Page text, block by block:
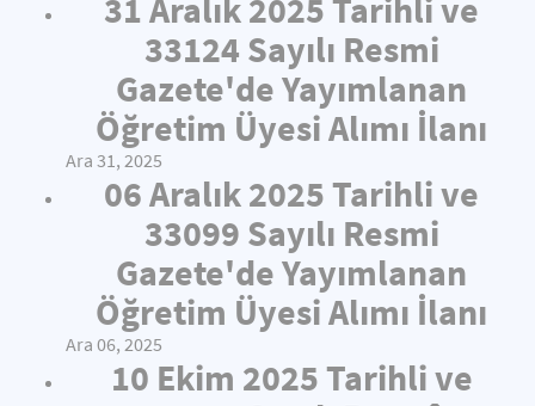
31 Aralık 2025 Tarihli ve
33124 Sayılı Resmi
Gazete'de Yayımlanan
Öğretim Üyesi Alımı İlanı
Ara 31, 2025
06 Aralık 2025 Tarihli ve
33099 Sayılı Resmi
Gazete'de Yayımlanan
Öğretim Üyesi Alımı İlanı
Ara 06, 2025
10 Ekim 2025 Tarihli ve